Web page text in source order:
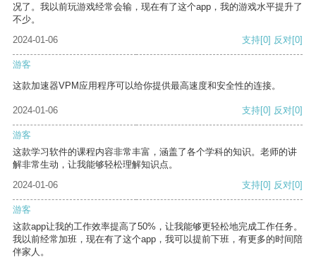
况了。我以前玩游戏经常会输，现在有了这个app，我的游戏水平提升了
不少。
2024-01-06
支持[0] 反对[0]
游客
这款加速器VPM应用程序可以给你提供最高速度和安全性的连接。
2024-01-06 支持[0] 反对[0]
游客
这款学习软件的课程内容非常丰富，涵盖了各个学科的知识。老师的讲
解非常生动，让我能够轻松理解知识点。
2024-01-06
支持[0] 反对[0]
游客
这款app让我的工作效率提高了50%，让我能够更轻松地完成工作任务。
我以前经常加班，现在有了这个app，我可以提前下班，有更多的时间陪
伴家人。